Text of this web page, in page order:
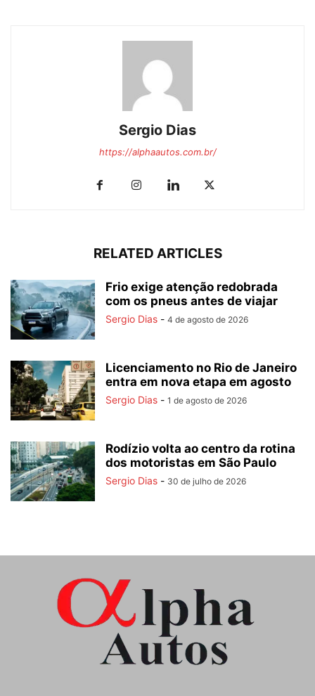
Sergio Dias
https://alphaautos.com.br/
RELATED ARTICLES
Frio exige atenção redobrada
com os pneus antes de viajar
Sergio Dias - 4 de agosto de 2026
Licenciamento no Rio de Janeiro
entra em nova etapa em agosto
Sergio Dias - 1 de agosto de 2026
Rodízio volta ao centro da rotina
dos motoristas em São Paulo
Sergio Dias - 30 de julho de 2026